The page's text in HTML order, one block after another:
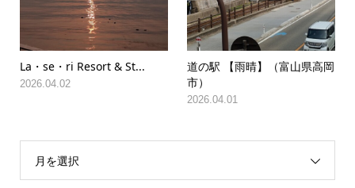
La・se・ri Resort & St...
2026.04.02
道の駅 【雨晴】（富山県高岡
市）
2026.04.01
月を選択